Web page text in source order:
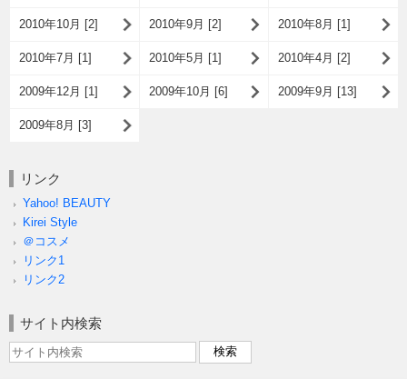
2010年10月 [2] 2010年9月 [2] 2010年8月 [1]
2010年7月 [1] 2010年5月 [1] 2010年4月 [2]
2009年12月 [1] 2009年10月 [6] 2009年9月 [13]
2009年8月 [3]
リンク
Yahoo! BEAUTY
Kirei Style
＠コスメ
リンク1
リンク2
サイト内検索